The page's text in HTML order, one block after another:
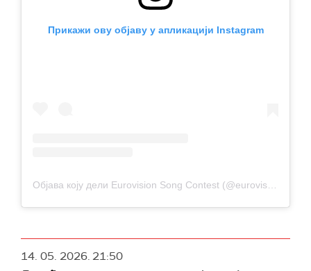
Прикажи ову објаву у апликацији Instagram
14. 05. 2026.21:50